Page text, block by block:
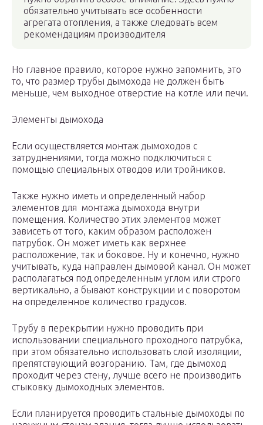
обязательно учитывать все особенности
агрегата отопления, а также следовать всем
рекомендациям производителя
Но главное правило, которое нужно запомнить, это
то, что размер трубы дымохода не должен быть
меньше, чем выходное отверстие на котле или печи.
Элементы дымохода
Если осуществляется монтаж дымоходов с
затруднениями, тогда можно подключиться с
помощью специальных отводов или тройников.
Также нужно иметь и определенный набор
элементов для монтажа дымохода внутри
помещения. Количество этих элементов может
зависеть от того, каким образом расположен
патрубок. Он может иметь как верхнее
расположение, так и боковое. Ну и конечно, нужно
учитывать, куда направлен дымовой канал. Он может
располагаться под определенным углом или строго
вертикально, а бывают конструкции и с поворотом
на определенное количество градусов.
Трубу в перекрытии нужно проводить при
использовании специального проходного патрубка,
при этом обязательно использовать слой изоляции,
препятствующий возгоранию. Там, где дымоход
проходит через стену, лучше всего не производить
стыковку дымоходных элементов.
Если планируется проводить стальные дымоходы по